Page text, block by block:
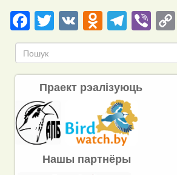
Facebook
Twitter
VK
Праект рэалізуюць
Нашы партнёры